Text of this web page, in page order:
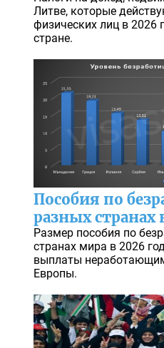
Литве, которые
физических лиц в 2026
стране.
Пособия по
разных странах
Размер пособия по
странах мира в 2026
выплаты
Европы.